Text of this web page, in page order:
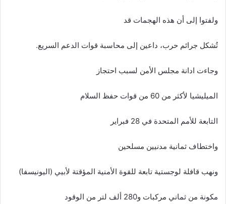
ولفتوا إلى أن هذه الهجمات قد
تُشكل جرائم حرب، داعين إلى محاسبة قوات الدعم السريع.
وجاءت ادانة مجلس الأمن لسبب احتجاز
الميليشيا لأكثر من 60 من قوات حفظ السلام
التابعة للأمم المتحدة في 28 فبراير
واختطاف ثمانية مدنيين مسلحين
ونهب قافلة لوجستية تابعة للقوة الأمنية المؤقتة لأبيي (اليونيسفا)
مكونة من ثماني مركبات و280 ألف لتر من الوقود